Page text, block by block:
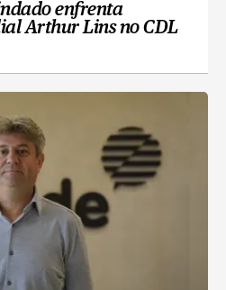
enfrenta
Arthur Lins no CDL